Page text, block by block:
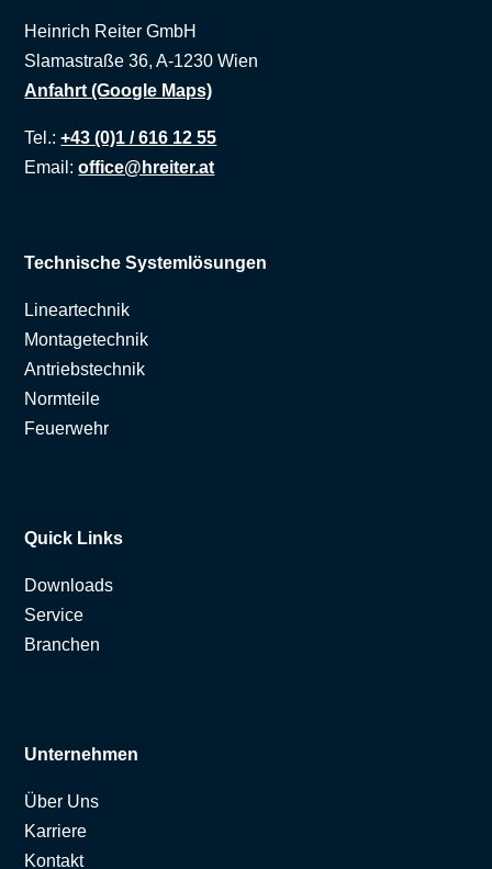
Heinrich Reiter GmbH
Slamastraße 36, A-1230 Wien
Anfahrt (Google Maps)
Tel.:+43 (0)1 / 616 12 55
Email:office@hreiter.at
Technische Systemlösungen
Lineartechnik
Montagetechnik
Antriebstechnik
Normteile
Feuerwehr
Quick Links
Downloads
Service
Branchen
Unternehmen
Über Uns
Karriere
Kontakt